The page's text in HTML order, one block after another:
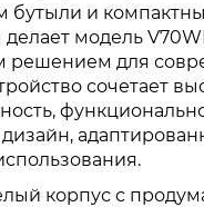
бутыли и
модель
решением для
сочетает
корпус с